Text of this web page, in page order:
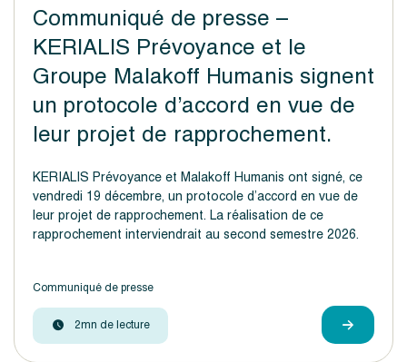
Communiqué de presse –
KERIALIS Prévoyance et le
Groupe Malakoff Humanis signent
un protocole d’accord en vue de
leur projet de rapprochement.
KERIALIS Prévoyance et Malakoff Humanis ont signé, ce
vendredi 19 décembre, un protocole d’accord en vue de
leur projet de rapprochement. La réalisation de ce
rapprochement interviendrait au second semestre 2026.
Communiqué de presse
2mn de lecture